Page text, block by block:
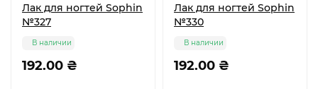
Лак для ногтей Sophin
№327
192.00 ₴
В наличии
Лак для ногтей Sophin
№330
192.00 ₴
В наличии